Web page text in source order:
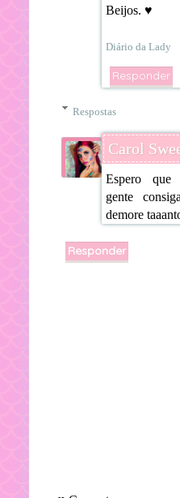
Beijos. ♥
Diário da Lady
Responder
Respostas
Carol
Espero que
gente
demore
Responder